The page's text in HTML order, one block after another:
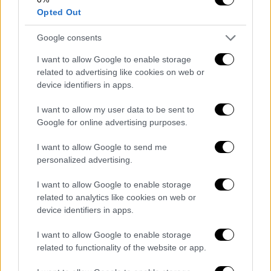
Opted Out
Google consents
I want to allow Google to enable storage
related to advertising like cookies on web or
device identifiers in apps.
I want to allow my user data to be sent to
Google for online advertising purposes.
I want to allow Google to send me
personalized advertising.
I want to allow Google to enable storage
related to analytics like cookies on web or
device identifiers in apps.
I want to allow Google to enable storage
related to functionality of the website or app.
Από το πρωίγερανοί της τροχαίας
απομακρύνουν όλα τα οχήματαπου ήταν
παρκαρισμένα περιμετρικά του ΑΠΘ.
Οι σχετικές ανακοινώσεις για τις έκτακτες